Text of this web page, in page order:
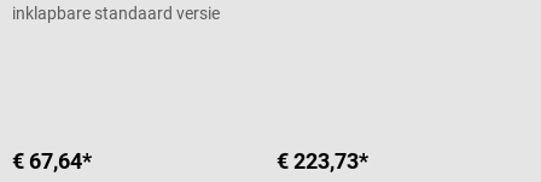
inklapbare standaard versie
€ 67,64* € 223,73*